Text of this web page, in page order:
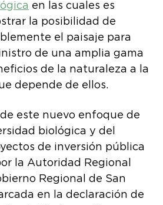
en las cuales es
la posibilidad de
el paisaje para
de una amplia gama
de la naturaleza a la
depende de ellos.
este nuevo enfoque de
biológica y del
de inversión pública
la Autoridad Regional
Regional de San
en la declaración de